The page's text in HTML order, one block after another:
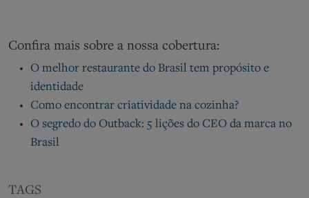
Confira mais sobre a nossa cobertura:
O melhor restaurante do Brasil tem propósito e
identidade
Como encontrar criatividade na cozinha?
O segredo do Outback: 5 lições do CEO da marca no
Brasil
TAGS